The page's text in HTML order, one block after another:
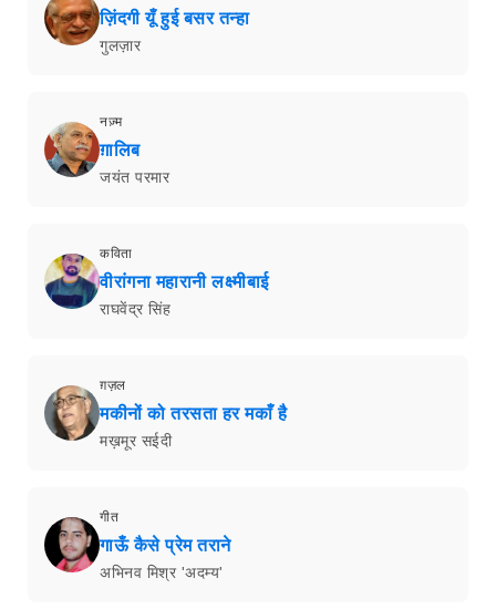
ज़िंदगी यूँ हुई बसर तन्हा
गुलज़ार
नज़्म
ग़ालिब
जयंत परमार
कविता
वीरांगना महारानी लक्ष्मीबाई
राघवेंद्र सिंह
ग़ज़ल
मकीनों को तरसता हर मकाँ है
मख़मूर सईदी
गीत
गाऊँ कैसे प्रेम तराने
अभिनव मिश्र 'अदम्य'